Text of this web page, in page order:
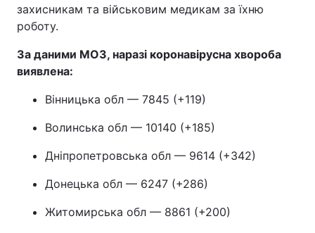
захисникам та військовим медикам за їхню
роботу.
За даними МОЗ, наразі коронавірусна хвороба
виявлена:
Вінницька обл — 7845 (+119)
Волинська обл — 10140 (+185)
Дніпропетровська обл — 9614 (+342)
Донецька обл — 6247 (+286)
Житомирська обл — 8861 (+200)